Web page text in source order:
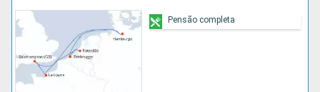
Pensão completa